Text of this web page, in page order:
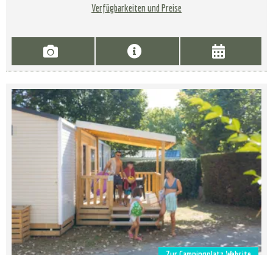
Verfügbarkeiten und Preise